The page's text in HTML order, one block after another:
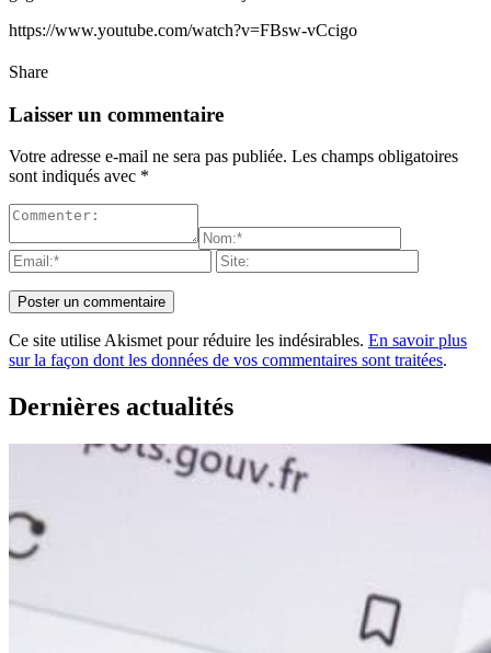
https://www.youtube.com/watch?v=FBsw-vCcigo
Share
Laisser un commentaire
Votre adresse e-mail ne sera pas publiée. Les champs obligatoires
sont indiqués avec *
Ce site utilise Akismet pour réduire les indésirables. En savoir plus
sur la façon dont les données de vos commentaires sont traitées.
Dernières actualités